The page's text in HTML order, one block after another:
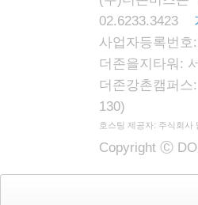
02.6233.3423
사업자등록번
더존을지타워:
더존강촌캠퍼
130)
호스팅 제공자: 주식회사
Copyright Ⓒ